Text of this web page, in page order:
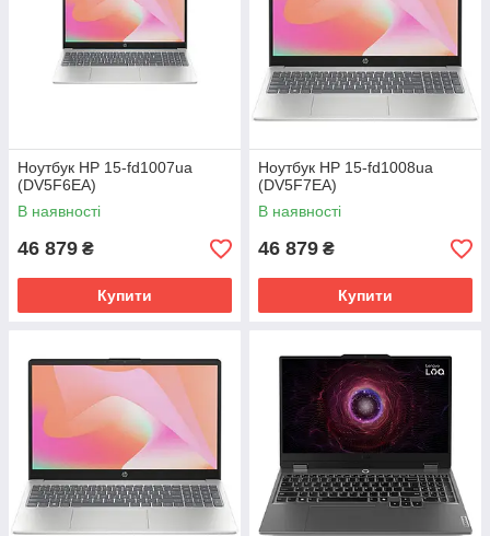
Ноутбук HP 15-fd1007ua
(DV5F6EA)
В наявності
46 879 ₴
Купити
Ноутбук HP 15-fd1008ua
(DV5F7EA)
В наявності
46 879 ₴
Купити